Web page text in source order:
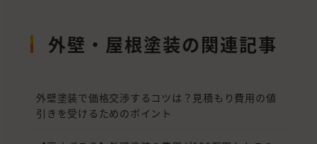
外壁・屋根塗装の関連記事
外壁塗装で価格交渉するコツは？見積もり費用の値
引きを受けるためのポイント